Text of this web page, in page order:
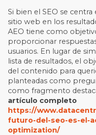
Si bien el SEO se
sitio web en los
AEO tiene como
proporcionar
usuarios. En lugar de
lista de resultados, el
del contenido para
planteadas como
como fragmento
artículo completo
https://
futuro-del-seo-es-el-
optimization/